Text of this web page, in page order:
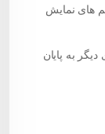
های نمایش
به پایان